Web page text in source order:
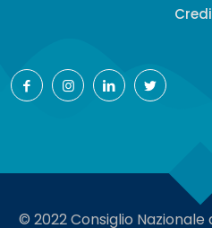
© 2022 Consiglio